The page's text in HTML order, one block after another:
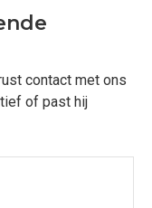
contact met ons
of past hij